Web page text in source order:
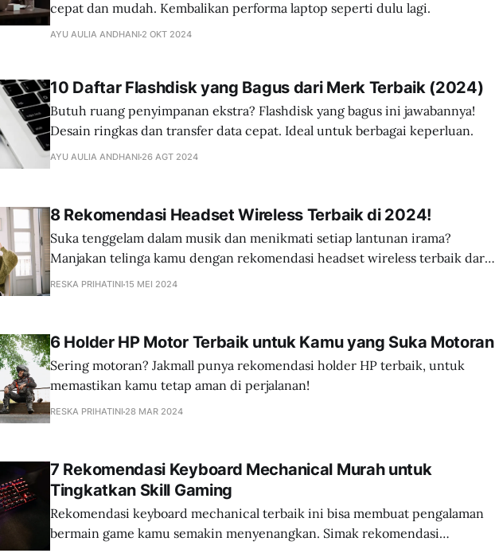
cepat dan mudah. Kembalikan performa laptop seperti dulu lagi.
AYU AULIA ANDHANI 2 OKT 2024
10 Daftar Flashdisk yang Bagus dari Merk Terbaik (2024)
Butuh ruang penyimpanan ekstra? Flashdisk yang bagus ini jawabannya!
Desain ringkas dan transfer data cepat. Ideal untuk berbagai keperluan.
AYU AULIA ANDHANI 26 AGT 2024
8 Rekomendasi Headset Wireless Terbaik di 2024!
Suka tenggelam dalam musik dan menikmati setiap lantunan irama?
Manjakan telinga kamu dengan rekomendasi headset wireless terbaik dari
Jakmall!
RESKA PRIHATINI 15 MEI 2024
6 Holder HP Motor Terbaik untuk Kamu yang Suka Motoran
Sering motoran? Jakmall punya rekomendasi holder HP terbaik, untuk
memastikan kamu tetap aman di perjalanan!
RESKA PRIHATINI 28 MAR 2024
7 Rekomendasi Keyboard Mechanical Murah untuk
Tingkatkan Skill Gaming
Rekomendasi keyboard mechanical terbaik ini bisa membuat pengalaman
bermain game kamu semakin menyenangkan. Simak rekomendasi